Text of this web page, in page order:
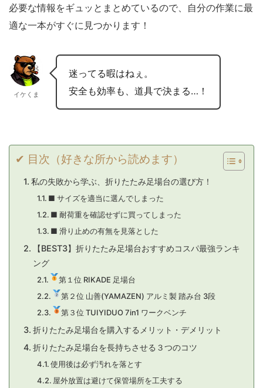
必要な情報をギュッとまとめているので、自分の作業に最
適な一本がすぐに見つかります！
イケくま
迷ってる暇はねぇ。
安全も効率も、道具で決まる…！
✔ 目次（好きな所から読めます）
私の失敗から学ぶ、折りたたみ足場台の選び方！
■ サイズを適当に選んでしまった
■ 耐荷重を確認せずに買ってしまった
■ 滑り止めの有無を見落とした
【BEST3】折りたたみ足場台おすすめコスパ最強ランキ
ング
第１位 RIKADE 足場台
第２位 山善(YAMAZEN) アルミ製 踏み台 3段
第３位 TUIYIDUO 7in1 ワークベンチ
折りたたみ足場台を購入するメリット・デメリット
折りたたみ足場台を長持ちさせる３つのコツ
使用後は必ず汚れを落とす
屋外放置は避けて保管場所を工夫する